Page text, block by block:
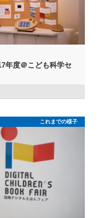
年度＠こども科学セ
これまでの様子